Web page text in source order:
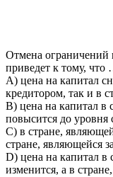
Отмена ограничений
приведет к тому, что
A) цена на капитал
кредитором, так и в
B) цена на капитал в
повысится до
C) в стране,
стране, являющейся
D) цена на капитал в
изменится, а в